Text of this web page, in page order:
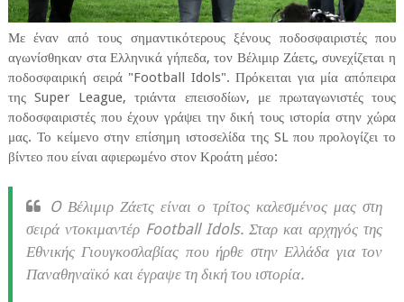
Με έναν από τους σημαντικότερους ξένους ποδοσφαιριστές που
αγωνίσθηκαν στα Ελληνικά γήπεδα, τον Βέλιμιρ Ζάετς, συνεχίζεται η
ποδοσφαιρική σειρά "Football Idols". Πρόκειται για μία απόπειρα
της Super League, τριάντα επεισοδίων, με πρωταγωνιστές τους
ποδοσφαιριστές που έχουν γράψει την δική τους ιστορία στην χώρα
μας. Το κείμενο στην επίσημη ιστοσελίδα της SL που προλογίζει το
βίντεο που είναι αφιερωμένο στον Κροάτη μέσο:
O Βέλιμιρ Ζάετς είναι ο τρίτος καλεσμένος μας στη
σειρά ντοκιμαντέρ Football Idols. Σταρ και αρχηγός της
Εθνικής Γιουγκοσλαβίας που ήρθε στην Ελλάδα για τον
Παναθηναϊκό και έγραψε τη δική του ιστορία.